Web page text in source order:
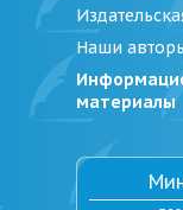
Наши
материалы